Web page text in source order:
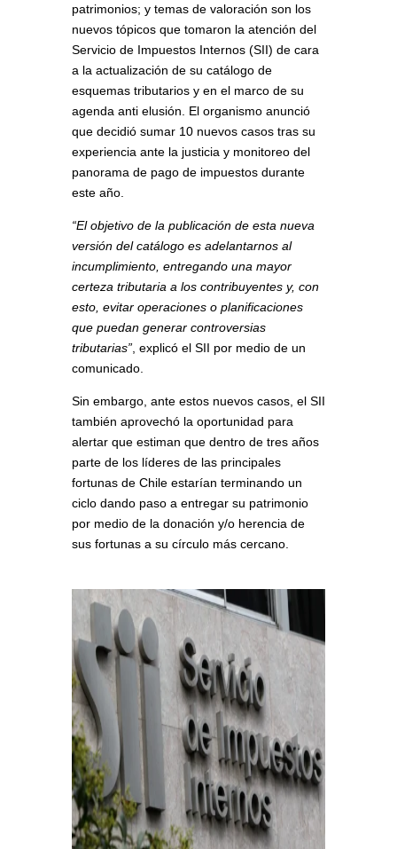
patrimonios; y temas de valoración son los
nuevos tópicos que tomaron la atención del
Servicio de Impuestos Internos (SII) de cara
a la actualización de su catálogo de
esquemas tributarios y en el marco de su
agenda anti elusión. El organismo anunció
que decidió sumar 10 nuevos casos tras su
experiencia ante la justicia y monitoreo del
panorama de pago de impuestos durante
este año.
“El objetivo de la publicación de esta nueva
versión del catálogo es adelantarnos al
incumplimiento, entregando una mayor
certeza tributaria a los contribuyentes y, con
esto, evitar operaciones o planificaciones
que puedan generar controversias
tributarias”, explicó el SII por medio de un
comunicado.
Sin embargo, ante estos nuevos casos, el SII
también aprovechó la oportunidad para
alertar que estiman que dentro de tres años
parte de los líderes de las principales
fortunas de Chile estarían terminando un
ciclo dando paso a entregar su patrimonio
por medio de la donación y/o herencia de
sus fortunas a su círculo más cercano.